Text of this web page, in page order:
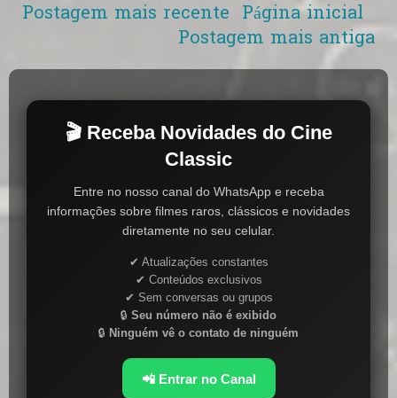
Postagem mais recente
Postagem mais antiga
Página inicial
🎬 Receba Novidades do Cine
Classic
Entre no nosso canal do WhatsApp e receba
informações sobre filmes raros, clássicos e novidades
diretamente no seu celular.
✔ Atualizações constantes
✔ Conteúdos exclusivos
✔ Sem conversas ou grupos
🔒 Seu número não é exibido
🔒 Ninguém vê o contato de ninguém
📲 Entrar no Canal